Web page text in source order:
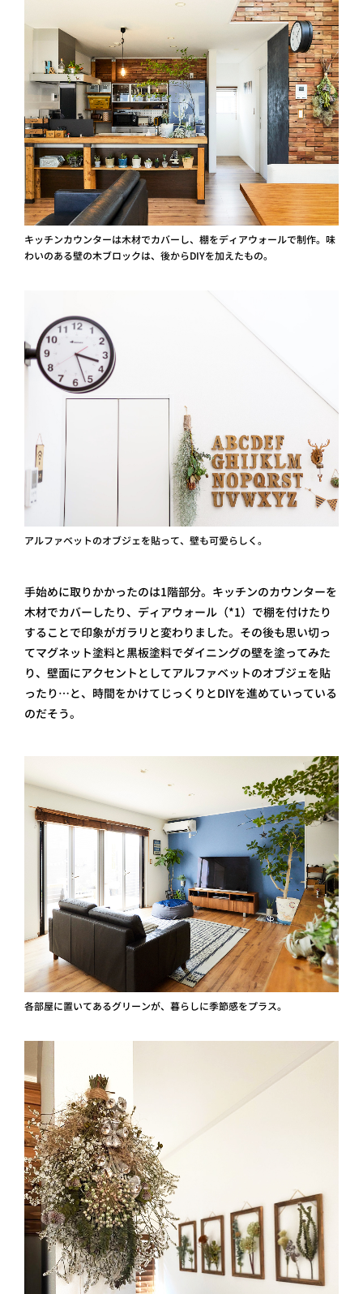
キッチンカウンターは木材でカバーし、棚をディアウォールで制作。味
わいのある壁の木ブロックは、後からDIYを加えたもの。
アルファベットのオブジェを貼って、壁も可愛らしく。
手始めに取りかかったのは1階部分。キッチンのカウンターを
木材でカバーしたり、ディアウォール（*1）で棚を付けたり
することで印象がガラリと変わりました。その後も思い切っ
てマグネット塗料と黒板塗料でダイニングの壁を塗ってみた
り、壁面にアクセントとしてアルファベットのオブジェを貼
ったり…と、時間をかけてじっくりとDIYを進めていっている
のだそう。
各部屋に置いてあるグリーンが、暮らしに季節感をプラス。